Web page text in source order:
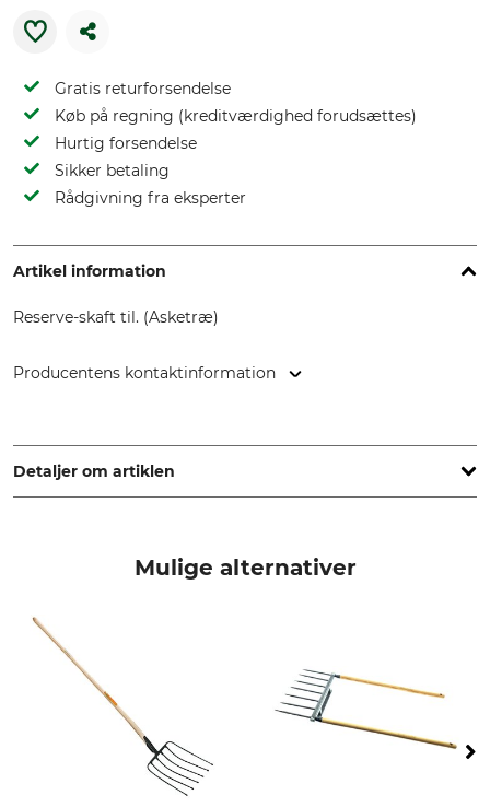
Gratis returforsendelse
Køb på regning (kreditværdighed forudsættes)
Hurtig forsendelse
Sikker betaling
Rådgivning fra eksperter
Artikel information
Reserve-skaft til. (Asketræ)
Producentens kontaktinformation
73614 Schorndorf, Germany, www.freund-victoria.de
Detaljer om artiklen
Til greb
Træsort
85 cm
Mulige alternativer